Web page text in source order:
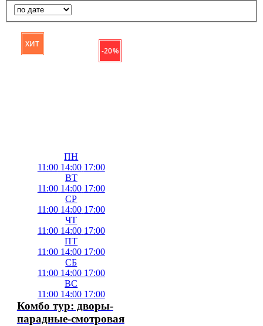
ХИТ
- 20 %
ПН
11:00 14:00 17:00
ВТ
11:00 14:00 17:00
СР
11:00 14:00 17:00
ЧТ
11:00 14:00 17:00
ПТ
11:00 14:00 17:00
СБ
11:00 14:00 17:00
ВС
11:00 14:00 17:00
Комбо тур: дворы-
парадные-смотровая